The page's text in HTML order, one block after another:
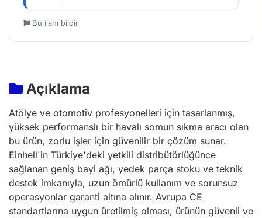
Bu ilanı bildir
Açıklama
Atölye ve otomotiv profesyonelleri için tasarlanmış,
yüksek performanslı bir havalı somun sıkma aracı olan
bu ürün, zorlu işler için güvenilir bir çözüm sunar.
Einhell'in Türkiye'deki yetkili distribütörlüğünce
sağlanan geniş bayi ağı, yedek parça stoku ve teknik
destek imkanıyla, uzun ömürlü kullanım ve sorunsuz
operasyonlar garanti altına alınır. Avrupa CE
standartlarına uygun üretilmiş olması, ürünün güvenli ve